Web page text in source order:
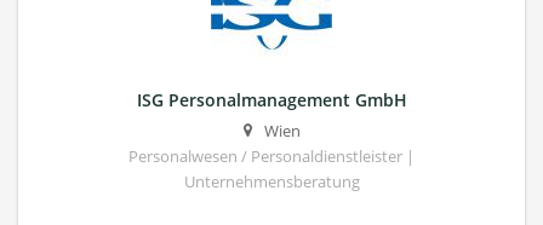
ISG Personalmanagement GmbH
Wien
Personalwesen / Personaldienstleister |
Unternehmensberatung